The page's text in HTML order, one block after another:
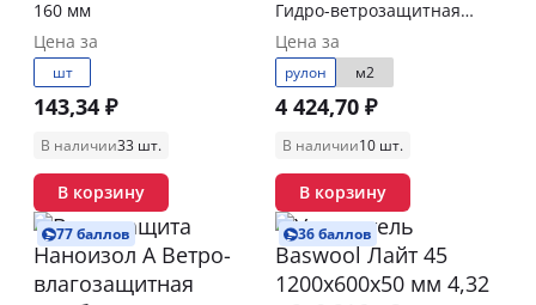
160 мм
Цена за
шт
143,34 ₽
В наличии33 шт.
В корзину
Гидро-ветрозащитная
мембрана
Цена за
рулон м2
4 424,70 ₽
В наличии10 шт.
В корзину
77 баллов 36 баллов